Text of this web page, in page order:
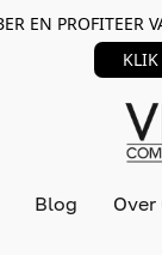
EN PROFITEER
Blog Over